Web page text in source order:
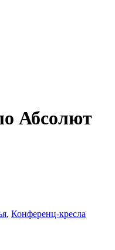
Абсолют
, Конференц-кресла